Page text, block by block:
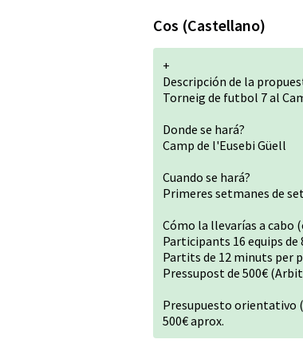
Cos (Castellano)
+
Descripción de la
Torneig de futbol 7 al
Donde se hará?
Camp de l'Eusebi Güell
Cuando se hará?
Primeres setmanes de
Cómo la llevarías a cabo
Participants 16 equips de
Partits de 12 minuts per
Pressupost de 500€
Presupuesto orientativo
500€ aprox.